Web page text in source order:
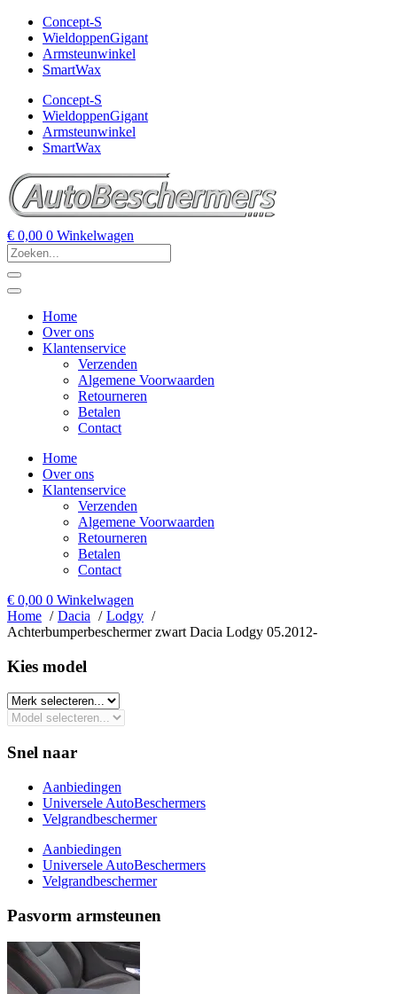
Concept-S
WieldoppenGigant
Armsteunwinkel
SmartWax
Concept-S
WieldoppenGigant
Armsteunwinkel
SmartWax
€ 0,00 0 Winkelwagen
Home
Over ons
Klantenservice
Verzenden
Algemene Voorwaarden
Retourneren
Betalen
Contact
Home
Over ons
Klantenservice
Verzenden
Algemene Voorwaarden
Retourneren
Betalen
Contact
€ 0,00 0 Winkelwagen
Home
Dacia
Lodgy
Achterbumperbeschermer zwart Dacia Lodgy 05.2012-
Kies model​
Snel naar
Aanbiedingen
Universele AutoBeschermers
Velgrandbeschermer
Aanbiedingen
Universele AutoBeschermers
Velgrandbeschermer
Pasvorm armsteunen